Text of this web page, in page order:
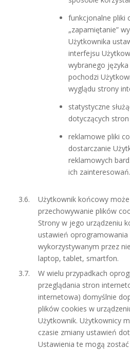
funkcjonalne pliki
„zapamiętanie”
Użytkownika
interfejsu
wybranego
pochodzi
wyglądu strony
statystyczne
dotyczących
reklamowe pliki
dostarczanie
reklamowych
ich zainteresowań.
Użytkownik końcowy
przechowywanie plików
Strony w jego urządzeniu
ustawień
wykorzystywanym przez
laptop, tablet, smartfon.
W wielu przypadkach
przeglądania stron
internetowa) domyślnie
plików cookies w
Użytkownik. Użytkownicy
czasie zmiany ustawień
Ustawienia te mogą